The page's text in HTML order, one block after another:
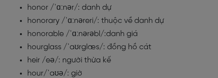
honor /ˈɑːnər/: danh dự
honorary /ˈɑːnəreri/: thuộc về danh dự
honorable /ˈɑːnərəbl/:danh giá
hourglass /ˈaʊrglæs/: đồng hồ cát
heir /eə/: người thừa kế
hour/ˈaʊə/: giờ